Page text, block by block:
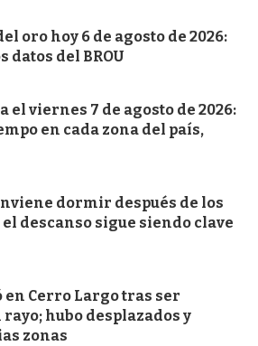
oro hoy 6 de agosto de 2026:
datos del BROU
el viernes 7 de agosto de 2026:
en cada zona del país,
dormir después de los
el descanso sigue siendo clave
Cerro Largo tras ser
hubo desplazados y
zonas